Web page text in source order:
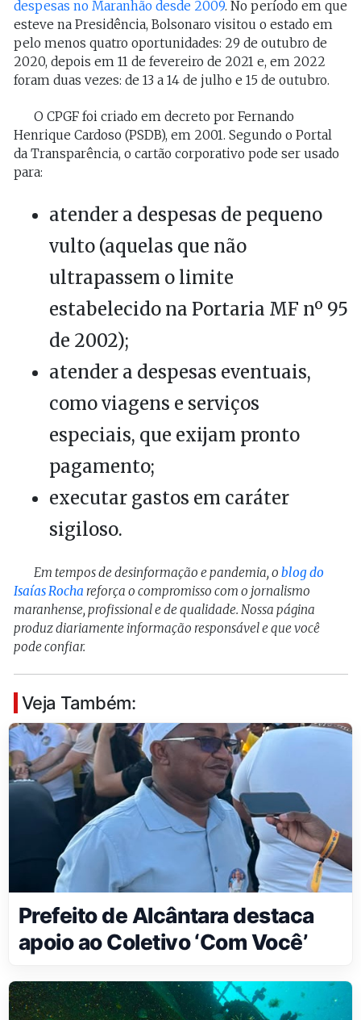
despesas no Maranhão desde 2009. No período em que
esteve na Presidência, Bolsonaro visitou o estado em
pelo menos quatro oportunidades: 29 de outubro de
2020, depois em 11 de fevereiro de 2021 e, em 2022
foram duas vezes: de 13 a 14 de julho e 15 de outubro.
O CPGF foi criado em decreto por Fernando
Henrique Cardoso (PSDB), em 2001. Segundo o Portal
da Transparência, o cartão corporativo pode ser usado
para:
atender a despesas de pequeno
vulto (aquelas que não
ultrapassem o limite
estabelecido na Portaria MF nº 95
de 2002);
atender a despesas eventuais,
como viagens e serviços
especiais, que exijam pronto
pagamento;
executar gastos em caráter
sigiloso.
Em tempos de desinformação e pandemia, o blog do
Isaías Rocha reforça o compromisso com o jornalismo
maranhense, profissional e de qualidade. Nossa página
produz diariamente informação responsável e que você
pode confiar.
Veja Também:
Prefeito de Alcântara destaca
apoio ao Coletivo ‘Com Você’